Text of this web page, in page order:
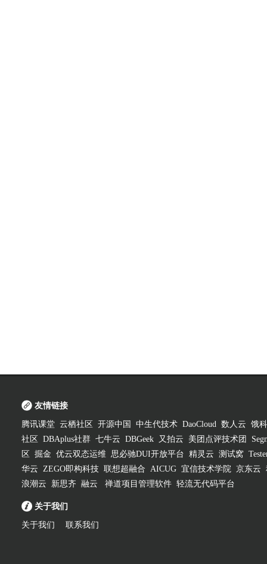
友情链接
腾讯课堂 云栖社区 开源中国 中生代技术 DaoCloud 数人云 饿
社区
DBAplus社群 七牛云 DBGeek 又拍云 美团点评技术团
区
掘金 优云双态运维 思必驰DUI开放平台 精灵云 测试窝
华云 ZEGO即构科技 联想超融合 AICUG 宜信技术学院 京东云
浪潮云
新思齐 融云 禅道项目管理软件 轻流无代码平台
关于我们
关于我们 联系我们